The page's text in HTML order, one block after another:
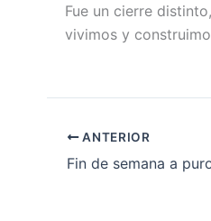
Fue un cierre
vivimos y
ANTERIOR
Fin de semana a